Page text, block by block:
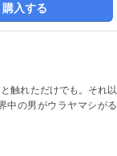
購入する
中の男がウラヤマシがる